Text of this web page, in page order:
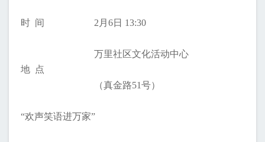
时 间 2月6日 13:30
地 点
万里社区文化活动中心
（真金路51号）
“欢声笑语进万家”